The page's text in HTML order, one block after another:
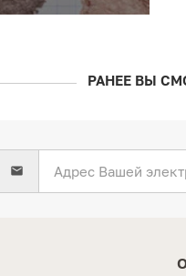
РАНЕЕ ВЫ